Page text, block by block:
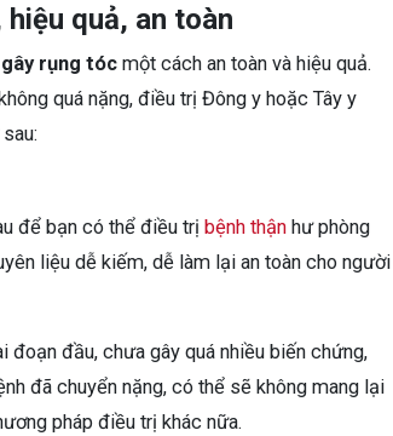
quả, an toàn
rụng tóc một cách an toàn và hiệu quả.
quá nặng, điều trị Đông y hoặc Tây y
để bạn có thể điều trị bệnh thận hư phòng
liệu dễ kiếm, dễ làm lại an toàn cho người
đoạn đầu, chưa gây quá nhiều biến chứng,
đã chuyển nặng, có thể sẽ không mang lại
pháp điều trị khác nữa.